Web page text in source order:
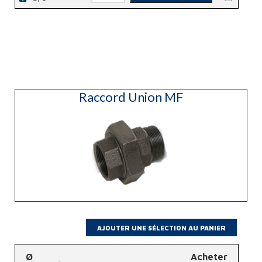
FF
Raccord
Raccord Union MF
Ø
Acheter